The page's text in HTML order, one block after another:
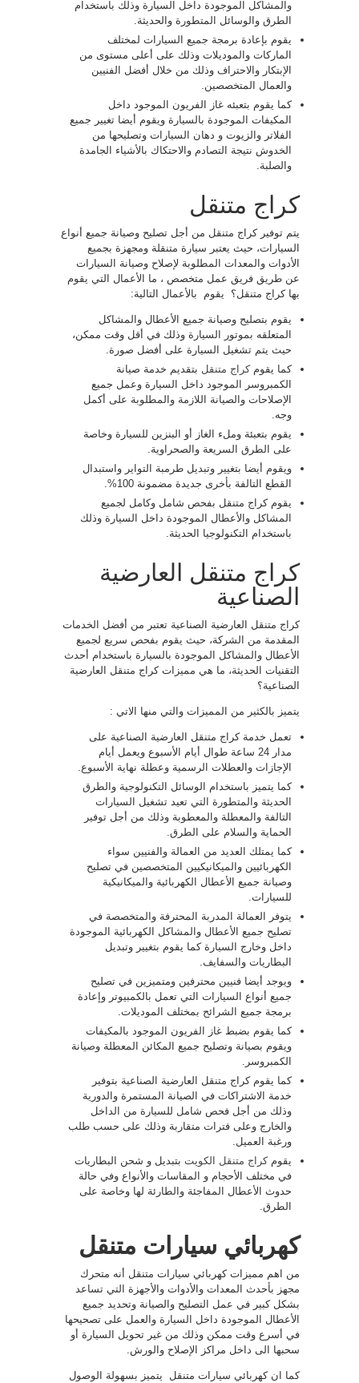
والمشاكل الموجودة داخل السيارة وذلك باستخدام
الطرق والوسائل المتطورة والحديثة.
يقوم بإعادة برمجة جميع السيارات لمختلف
الماركات والموديلات وذلك على أعلى مستوى من
الإبتكار والاحتراف وذلك من خلال أفضل الفنيين
والعمال المتخصصين.
كما يقوم بتعبئه غاز الفريون الموجود داخل
المكيفات الموجودة بالسيارة ويقوم أيضا تغيير جميع
الفلاتر والزيوت و دهان السيارات وتصليحها من
الخدوش نتيجة التصادم والاحتكاك بالأشياء الجامدة
والصلبة.
كراج متنقل
يتم توفير كراج متنقل من أجل تصليح وصيانة جميع أنواع
السيارات، حيث يعتبر سيارة متنقلة ومجهزة بجميع
الأدوات والمعدات المطلوبة لإصلاح وصيانة السيارات
عن طريق فريق عمل متخصص ، ما الأعمال التي يقوم
بها كراج متنقل؟ يقوم بالأعمال التالية:
يقوم بتصليح وصيانة جميع الأعطال والمشاكل
المتعلقه بموتور السيارة وذلك في أقل وقت ممكن،
حيث يتم تشغيل السيارة على أفضل صورة.
كما يقومكراج متنقل بتقديم خدمة صيانة
الكمبروسر الموجود داخل السيارة وعمل جميع
الإصلاحات والصيانة اللازمة والمطلوبة على أكمل
وجه.
يقوم بتعبئة وملء الغاز أو البنزين للسيارة وخاصة
على الطرق السريعة والصحراوية.
ويقوم أيضا بتغيير وتبديل طرمبة التواير واستبدال
القطع التالفة بأخرى جديدة مضمونة 100%.
يقوم كراج متنقل بفحص شامل وكامل لجميع
المشاكل والأعطال الموجودة داخل السيارة وذلك
باستخدام التكنولوجيا الحديثة.
كراج متنقل العارضية
الصناعية
كراج متنقل العارضية الصناعية تعتبر من أفضل الخدمات
المقدمة من الشركة، حيث يقوم بفحص سريع لجميع
الأعطال والمشاكل الموجودة بالسيارة باستخدام أحدث
التقنيات الحديثة، ما هي مميزات كراج متنقل العارضية
الصناعية؟
يتميز بالكثير من المميزات والتي منها الاتي :
تعمل خدمة كراج متنقل العارضية الصناعية على
مدار 24 ساعة طوال أيام الأسبوع ويعمل أيام
الإجازات والعطلات الرسمية وعطلة نهاية الأسبوع.
كما يتميز باستخدام الوسائل التكنولوجية والطرق
الحديثة والمتطورة التي تعيد تشغيل السيارات
التالفة والمعطلة والمعطوبة وذلك من أجل توفير
الحماية والسلام على الطرق.
كما يمتلك العديد من العمالة والفنيين سواء
الكهربائيين والميكانيكيين المتخصصين في تصليح
وصيانة جميع الأعطال الكهربائية والميكانيكية
للسيارات.
يتوفر العمالة المدربة المحترفة والمتخصصة في
تصليح جميع الأعطال والمشاكل الكهربائية الموجودة
داخل وخارج السيارة كما يقوم بتغيير وتبديل
البطاريات والسفايف.
ويوجد أيضا فنيين محترفين ومتميزين في تصليح
جميع أنواع السيارات التي تعمل بالكمبيوتر وإعادة
برمجة جميع الشرائح بمختلف الموديلات.
كما يقوم بضبط غاز الفريون الموجود بالمكيفات
ويقوم بصيانة وتصليح جميع المكائن المعطلة وصيانة
الكمبروسر.
كما يقوم كراج متنقل العارضية الصناعية بتوفير
خدمة الاشتراكات في الصيانة المستمرة والدورية
وذلك من أجل فحص شامل للسيارة من الداخل
والخارج وعلى فترات متقاربة وذلك على حسب طلب
ورغبة العميل.
يقومكراج متنقل الكويت بتبديل و شحن البطاريات
في مختلف الأحجام و المقاسات والأنواع وفي حالة
حدوث الأعطال المفاجئة والطارئة لها وخاصة على
الطرق.
كهربائي سيارات متنقل
من اهم مميزات كهربائي سيارات متنقل أنه متحرك
مجهز بأحدث المعدات والأدوات والأجهزة التي تساعد
بشكل كبير في عمل التصليح والصيانة وتحديد جميع
الأعطال الموجودة داخل السيارة والعمل على تصحيحها
في أسرع وقت ممكن وذلك من غير تحويل السيارة أو
سحبها الى داخل مراكز الإصلاح والورش.
كما ان كهربائي سيارات متنقل يتميز بسهولة الوصول